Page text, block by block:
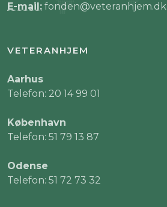
E-mail: fonden@veteranhjem.dk
VETERANHJEM
Aarhus
Telefon: 20 14 99 01
København
Telefon: 51 79 13 87
Odense
Telefon: 51 72 73 32